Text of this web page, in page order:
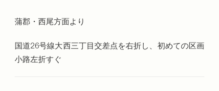
蒲郡・西尾方面より
国道26号線大西三丁目交差点を右折し、初めての区画
小路左折すぐ